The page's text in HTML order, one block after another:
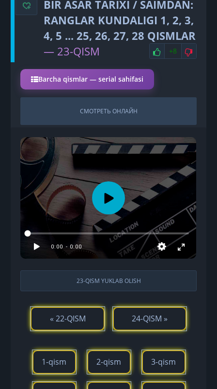
BIR ASAR TARIXI / SAIMDAN:
RANGLAR KUNDALIGI 1, 2, 3,
4, 5 ... 25, 26, 27, 28 QISMLAR
— 23-QISM
НРАВИТСЯ
+8 НЕ
Barcha qismlar — serial sahifasi
СМОТРЕТЬ ОНЛАЙН
23-QISM YUKLAB OLISH
« 22-QISM 24-QISM »
1-qism 2-qism 3-qism